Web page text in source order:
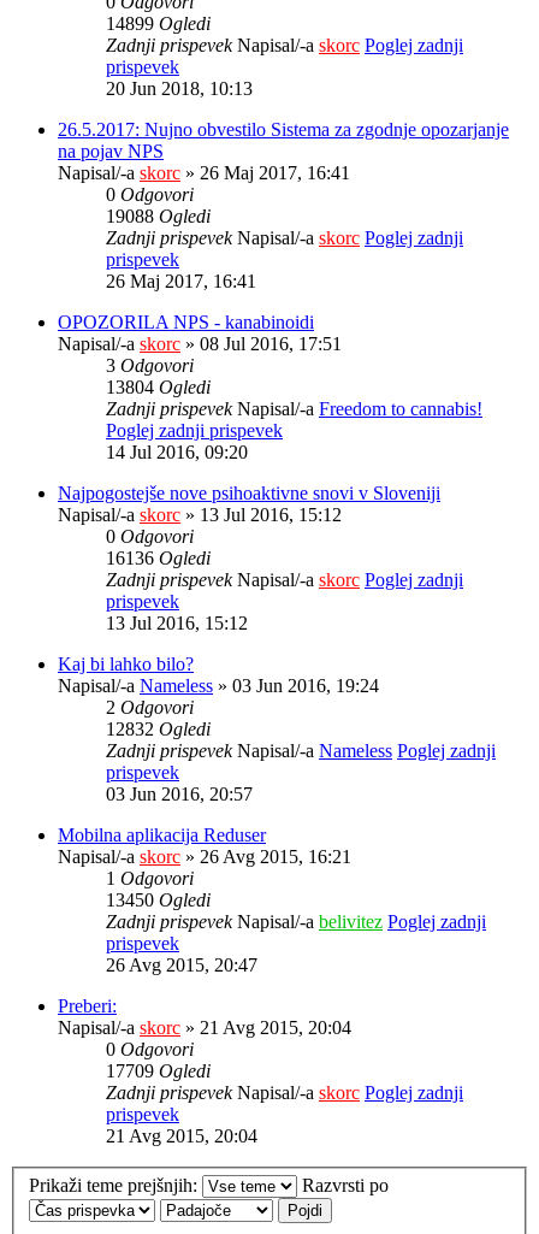
14899 Ogledi
Zadnji prispevekNapisal/-a skorc Poglej zadnji
prispevek
20 Jun 2018, 10:13
26.5.2017: Nujno obvestilo Sistema za zgodnje opozarjanje
na pojav NPS
Napisal/-a skorc » 26 Maj 2017, 16:41
0 Odgovori
19088 Ogledi
Zadnji prispevekNapisal/-a skorc Poglej zadnji
prispevek
26 Maj 2017, 16:41
OPOZORILA NPS - kanabinoidi
Napisal/-a skorc » 08 Jul 2016, 17:51
3 Odgovori
13804 Ogledi
Zadnji prispevekNapisal/-a Freedom to cannabis!
Poglej zadnji prispevek
14 Jul 2016, 09:20
Najpogostejše nove psihoaktivne snovi v Sloveniji
Napisal/-a skorc » 13 Jul 2016, 15:12
0 Odgovori
16136 Ogledi
Zadnji prispevekNapisal/-a skorc Poglej zadnji
prispevek
13 Jul 2016, 15:12
Kaj bi lahko bilo?
Napisal/-a Nameless » 03 Jun 2016, 19:24
2 Odgovori
12832 Ogledi
Zadnji prispevekNapisal/-a Nameless Poglej zadnji
prispevek
03 Jun 2016, 20:57
Mobilna aplikacija Reduser
Napisal/-a skorc » 26 Avg 2015, 16:21
1 Odgovori
13450 Ogledi
Zadnji prispevekNapisal/-a belivitez Poglej zadnji
prispevek
26 Avg 2015, 20:47
Preberi:
Napisal/-a skorc » 21 Avg 2015, 20:04
0 Odgovori
17709 Ogledi
Zadnji prispevekNapisal/-a skorc Poglej zadnji
prispevek
21 Avg 2015, 20:04
Prikaži teme prejšnjih: Razvrsti po